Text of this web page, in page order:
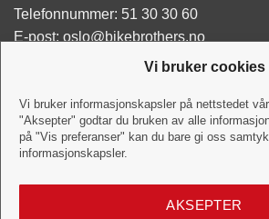
Vi bruker cookies
Vi bruker informasjonskapsler på nettstedet
"Aksepter" godtar du bruken av alle
på "Vis preferanser" kan du bare gi oss
informasjonskapsler.
AKSEPTER
Telefonnummer: 51 30 30 60
E-post: oslo@bikebrothers.no
Man - Tor: 10:00-18:00
Fredag: 10:00-18:00
Lørdag:10:00-16:00